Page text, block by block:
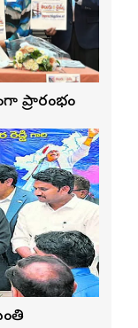
ప్రారంభం